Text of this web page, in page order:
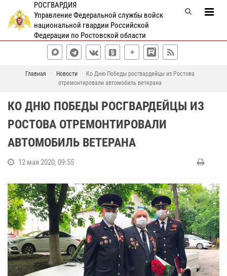
РОСГВАРДИЯ
Управление Федеральной службы войск
национальной гвардии Российской
Федерации по Ростовской области
Главная Новости
Ко Дню Победы росгвардейцы из Ростова
отремонтировали автомобиль ветерана
КО ДНЮ ПОБЕДЫ РОСГВАРДЕЙЦЫ ИЗ
РОСТОВА ОТРЕМОНТИРОВАЛИ
АВТОМОБИЛЬ ВЕТЕРАНА
12 мая 2020, 09:55